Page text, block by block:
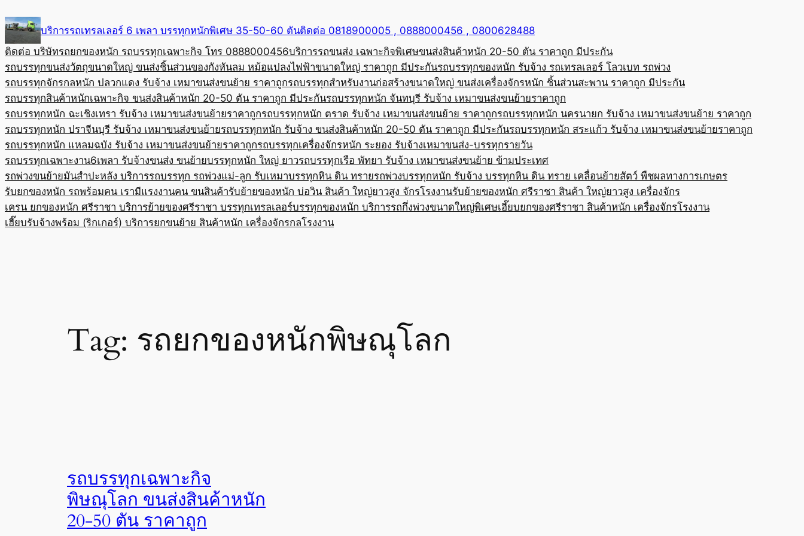
to
content
บริการรถเทรลเลอร์ 6 เพลา บรรทุกหนักพิเศษ 35-50-60 ตันติดต่อ 0818900005 , 0888000456 , 0800628488
ติดต่อ บริษัทรถยกของหนัก รถบรรทุกเฉพาะกิจ โทร 0888000456บริการรถขนส่ง เฉพาะกิจพิเศษขนส่งสินค้าหนัก 20-50 ตัน ราคาถูก มีประกัน
รถบรรทุกขนส่งวัตถุขนาดใหญ่ ขนส่งชิ้นส่วนของกังหันลม หม้อแปลงไฟฟ้าขนาดใหญ่ ราคาถูก มีประกันรถบรรทุกของหนัก รับจ้าง รถเทรลเลอร์ โลวเบท รถพ่วง
รถบรรทุกจักรกลหนัก ปลวกแดง รับจ้าง เหมาขนส่งขนย้าย ราคาถูกรถบรรทุกสำหรับงานก่อสร้างขนาดใหญ่ ขนส่งเครื่องจักรหนัก ชิ้นส่วนสะพาน ราคาถูก มีประกัน
รถบรรทุกสินค้าหนักเฉพาะกิจ ขนส่งสินค้าหนัก 20-50 ตัน ราคาถูก มีประกันรถบรรทุกหนัก จันทบุรี รับจ้าง เหมาขนส่งขนย้ายราคาถูก
รถบรรทุกหนัก ฉะเชิงเทรา รับจ้าง เหมาขนส่งขนย้ายราคาถูกรถบรรทุกหนัก ตราด รับจ้าง เหมาขนส่งขนย้าย ราคาถูกรถบรรทุกหนัก นครนายก รับจ้าง เหมาขนส่งขนย้าย ราคาถูก
รถบรรทุกหนัก ปราจีนบุรี รับจ้าง เหมาขนส่งขนย้ายรถบรรทุกหนัก รับจ้าง ขนส่งสินค้าหนัก 20-50 ตัน ราคาถูก มีประกันรถบรรทุกหนัก สระแก้ว รับจ้าง เหมาขนส่งขนย้ายราคาถูก
รถบรรทุกหนัก แหลมฉบัง รับจ้าง เหมาขนส่งขนย้ายราคาถูกรถบรรทุกเครื่องจักรหนัก ระยอง รับจ้างเหมาขนส่ง-บรรทุกรายวัน
รถบรรทุกเฉพาะงาน6เพลา รับจ้างขนส่ง ขนย้ายบรรทุกหนัก ใหญ่ ยาวรถบรรทุกเรือ พัทยา รับจ้าง เหมาขนส่งขนย้าย ข้ามประเทศ
รถพ่วงขนย้ายมันสำปะหลัง บริการรถบรรทุก รถพ่วงแม่-ลูก รับเหมาบรรทุกหิน ดิน ทรายรถพ่วงบรรทุกหนัก รับจ้าง บรรทุกหิน ดิน ทราย เคลื่อนย้ายสัตว์ พืชผลทางการเกษตร
รับยกของหนัก รถพร้อมคน เรามีแรงงานคน ขนสินค้ารับย้ายของหนัก บ่อวิน สินค้า ใหญ่ยาวสูง จักรโรงงานรับย้ายของหนัก ศรีราชา สินค้า ใหญ่ยาวสูง เครื่องจักร
เครน ยกของหนัก ศรีราชา บริการย้ายของศรีราชา บรรทุกเทรลเลอร์บรรทุกของหนัก บริการรถกึ่งพ่วงขนาดใหญ่พิเศษเฮี๊ยบยกของศรีราชา สินค้าหนัก เครื่องจักรโรงงาน
เฮี๊ยบรับจ้างพร้อม (ริกเกอร์) บริการยกขนย้าย สินค้าหนัก เครื่องจักรกลโรงงาน
Tag: รถยกของหนักพิษณุโลก
รถบรรทุกเฉพาะกิจ
พิษณุโลก ขนส่งสินค้าหนัก
20-50 ตัน ราคาถูก